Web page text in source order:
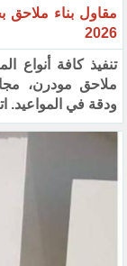
مقاول بناء
2026
تنفيذ كافة
ملاحق مودرن،
ودقة في المواعيد.